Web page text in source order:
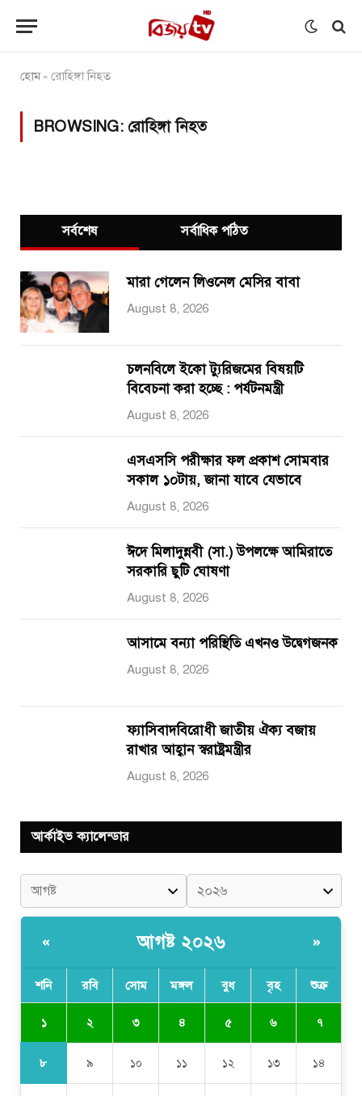
হোম» রোহিঙ্গা নিহত
BROWSING: রোহিঙ্গা নিহত
সর্বশেষ সর্বাধিক পঠিত
মারা গেলেন লিওনেল মেসির বাবা
August 8, 2026
চলনবিলে ইকো ট্যুরিজমের বিষয়টি
বিবেচনা করা হচ্ছে : পর্যটনমন্ত্রী
August 8, 2026
এসএসসি পরীক্ষার ফল প্রকাশ সোমবার
সকাল ১০টায়, জানা যাবে যেভাবে
August 8, 2026
ঈদে মিলাদুন্নবী (সা.) উপলক্ষে আমিরাতে
সরকারি ছুটি ঘোষণা
August 8, 2026
আসামে বন্যা পরিস্থিতি এখনও উদ্বেগজনক
August 8, 2026
ফ্যাসিবাদবিরোধী জাতীয় ঐক্য বজায়
রাখার আহ্বান স্বরাষ্ট্রমন্ত্রীর
August 8, 2026
আর্কাইভ ক্যালেন্ডার
« আগষ্ট ২০২৬ »
শনি রবি সোম মঙ্গল বুধ বৃহ শুক্র
১ ২ ৩ ৪ ৫ ৬ ৭
৮ ৯ ১০ ১১ ১২ ১৩ ১৪